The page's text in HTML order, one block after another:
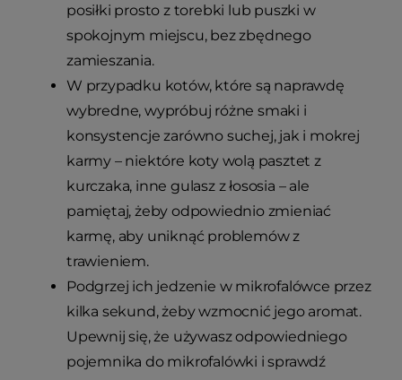
posiłki prosto z torebki lub puszki w
spokojnym miejscu, bez zbędnego
zamieszania.
W przypadku kotów, które są naprawdę
wybredne, wypróbuj różne smaki i
konsystencje zarówno suchej, jak i mokrej
karmy – niektóre koty wolą pasztet z
kurczaka, inne gulasz z łososia – ale
pamiętaj, żeby odpowiednio zmieniać
karmę, aby uniknąć problemów z
trawieniem.
Podgrzej ich jedzenie w mikrofalówce przez
kilka sekund, żeby wzmocnić jego aromat.
Upewnij się, że używasz odpowiedniego
pojemnika do mikrofalówki i sprawdź